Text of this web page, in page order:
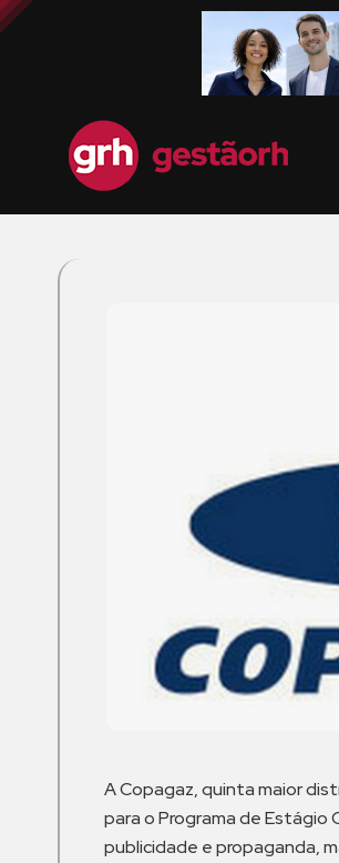
A Copagaz, quinta maior
para o Programa de
publicidade e propaganda,